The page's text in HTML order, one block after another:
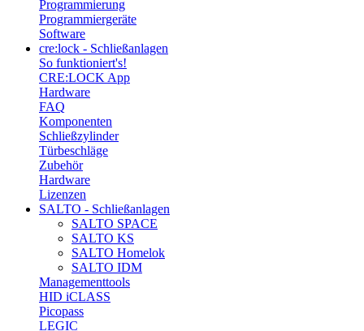
Programmierung
Programmiergeräte
Software
cre:lock - Schließanlagen
So funktioniert's!
CRE:LOCK App
Hardware
FAQ
Komponenten
Schließzylinder
Türbeschläge
Zubehör
Hardware
Lizenzen
SALTO - Schließanlagen
SALTO SPACE
SALTO KS
SALTO Homelok
SALTO IDM
Managementtools
HID iCLASS
Picopass
LEGIC